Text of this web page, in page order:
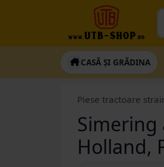
CASĂ ȘI GRĂDINA
Piese tractoare
Simering
Holland,